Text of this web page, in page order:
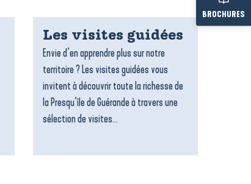
BROCHURES
Les visites guidées
Envie d’en apprendre plus sur notre
territoire ? Les visites guidées vous
invitent à découvrir toute la richesse de
la Presqu’île de Guérande à travers une
sélection de visites...